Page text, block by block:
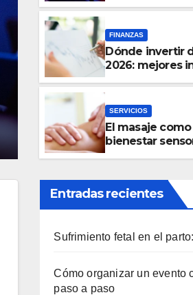
en 2026:
FINANZAS
Dónde invertir
2026: mejores
SERVICIOS
El masaje
bienestar
Entradas recientes
Sufrimiento fetal en el
Cómo organizar un evento
paso a paso